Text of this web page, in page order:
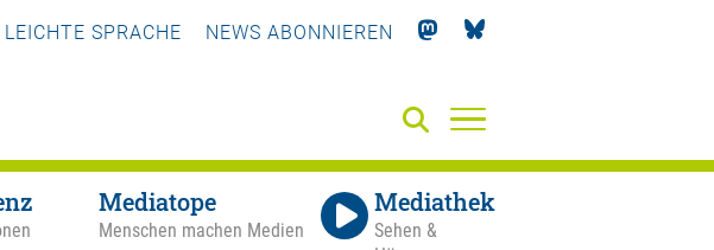
LEICHTE SPRACHE NEWS ABONNIEREN
Mediatope
Menschen machen Medien
Mediathek
Sehen &